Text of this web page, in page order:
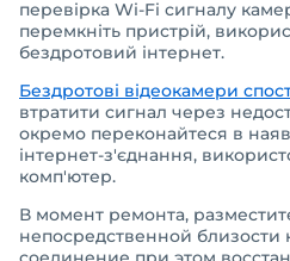
перевірка Wi-Fi сигналу
перемкніть пристрій,
бездротовий інтернет.
Бездротові відеокамери
втратити сигнал через
окремо переконайтеся в
інтернет-з'єднання,
комп'ютер.
В момент ремонта,
непосредственной близости